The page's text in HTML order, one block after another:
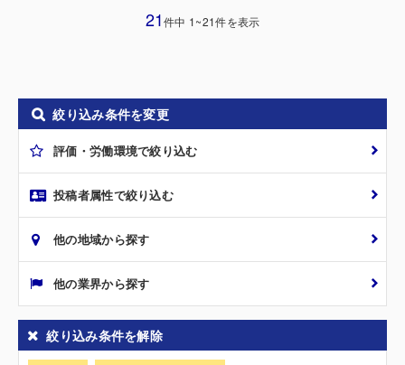
21件中 1~21件を表示
絞り込み条件を変更
評価・労働環境で絞り込む
投稿者属性で絞り込む
他の地域から探す
他の業界から探す
絞り込み条件を解除